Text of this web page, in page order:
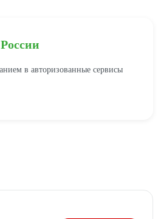
в авторизованные сервисы